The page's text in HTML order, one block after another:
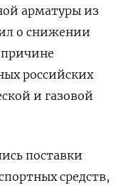
арматуры из
о снижении
российских
и газовой
поставки
средств,